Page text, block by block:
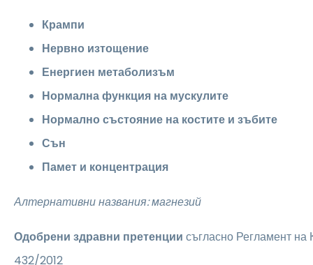
Крампи
Нервно изтощение
Енергиен метаболизъм
Нормална функция на мускулите
Нормално състояние на костите и зъбите
Сън
Памет и концентрация
Алтернативни названия: магнезий
Одобрени здравни претенции съгласно Регламент
432/2012